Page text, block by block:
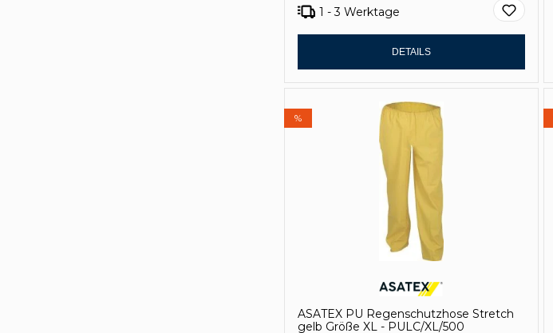
1 - 3 Werktage
DETAILS
%
ASATEX PU Regenschutzhose Stretch
gelb Größe XL - PULC/XL/500